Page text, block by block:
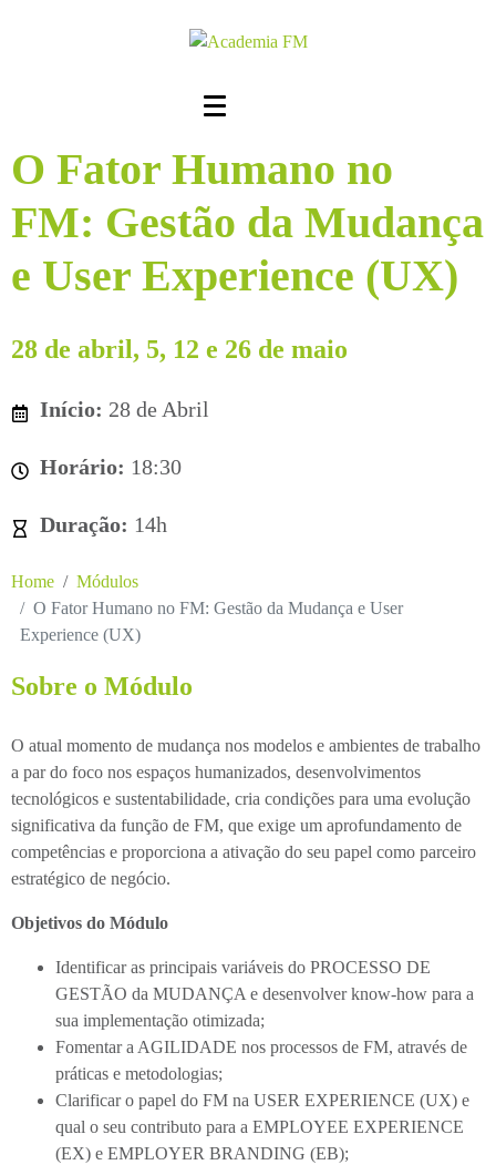
O Fator Humano no
FM: Gestão da Mudança
e User Experience (UX)
28 de abril, 5, 12 e 26 de maio
Início: 28 de Abril
Horário: 18:30
Duração: 14h
Home
Módulos
O Fator Humano no FM: Gestão da Mudança e User
Experience (UX)
Sobre o Módulo
O atual momento de mudança nos modelos e ambientes de trabalho
a par do foco nos espaços humanizados, desenvolvimentos
tecnológicos e sustentabilidade, cria condições para uma evolução
significativa da função de FM, que exige um aprofundamento de
competências e proporciona a ativação do seu papel como parceiro
estratégico de negócio.
Objetivos do Módulo
Identificar as principais variáveis do PROCESSO DE
GESTÃO da MUDANÇA e desenvolver know-how para a
sua implementação otimizada;
Fomentar a AGILIDADE nos processos de FM, através de
práticas e metodologias;
Clarificar o papel do FM na USER EXPERIENCE (UX) e
qual o seu contributo para a EMPLOYEE EXPERIENCE
(EX) e EMPLOYER BRANDING (EB);